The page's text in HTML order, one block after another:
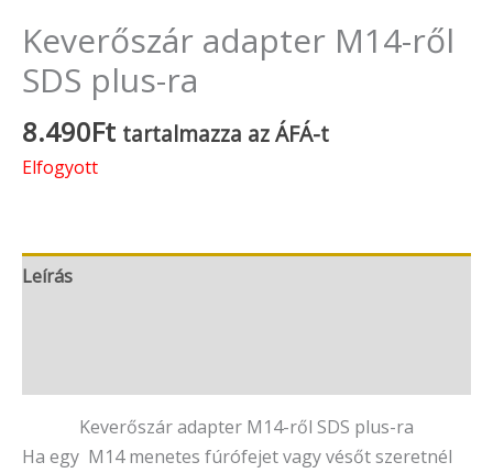
Keverőszár adapter M14-ről
SDS plus-ra
8.490Ft tartalmazza az ÁFÁ-t
Elfogyott
Leírás
Keverőszár adapter M14-ről SDS plus-ra
Ha egy M14 menetes fúrófejet vagy vésőt szeretnél